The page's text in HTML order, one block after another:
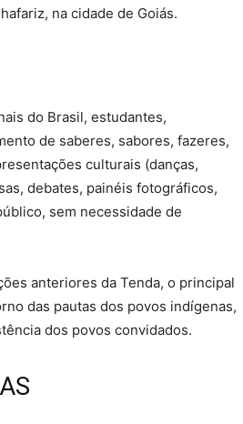
na cidade de Goiás.
do Brasil, estudantes,
de saberes, sabores, fazeres,
culturais (danças,
debates, painéis fotográficos,
sem necessidade de
anteriores da Tenda, o principal
das pautas dos povos indígenas,
dos povos convidados.